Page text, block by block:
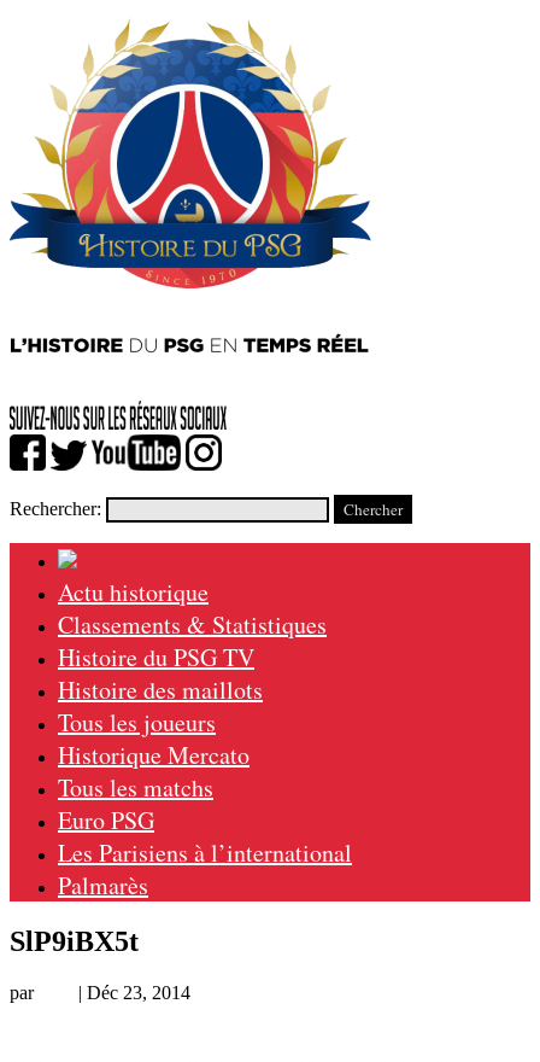
Rechercher:
Actu historique
Classements & Statistiques
Histoire du PSG TV
Histoire des maillots
Tous les joueurs
Historique Mercato
Tous les matchs
Euro PSG
Les Parisiens à l’international
Palmarès
SlP9iBX5t
par | Déc 23, 2014